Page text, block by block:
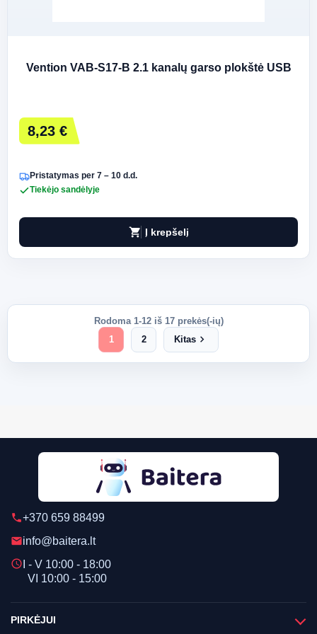
Vention VAB-S17-B 2.1 kanalų garso plokštė USB
8,23 €
Pristatymas per 7 – 10 d.d.
Tiekėjo sandėlyje
shopping_cart Į krepšelį
Rodoma 1-12 iš 17 prekės(-ių)
1
2 Kitas chevron_right
phone+370 659 88499
emailinfo@baitera.lt
schedule I - V 10:00 - 18:00
VI 10:00 - 15:00
PIRKĖJUI